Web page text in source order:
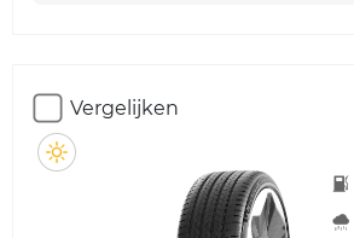
Vergelijken